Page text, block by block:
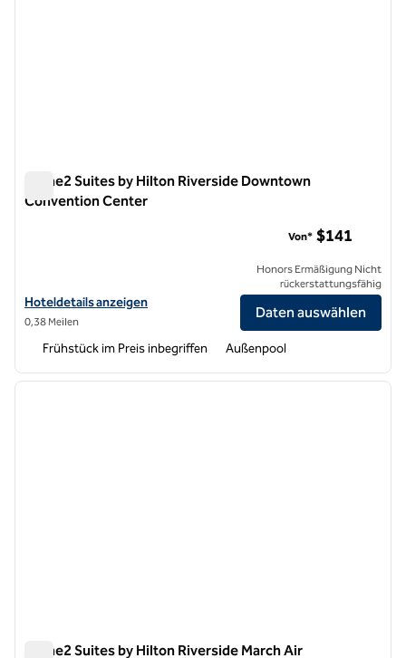
Home2 Suites by Hilton Riverside Downtown
Convention Center
Hoteldetails für Home2 Suites by Hilton Riverside Downtown
Hoteldetails anzeigen
0,38 Meilen
Von* $141
Honors Ermäßigung Nicht
rückerstattungsfähig
Daten auswählen
Frühstück im Preis inbegriffen Außenpool
1 von 12
Home2 Suites by Hilton Riverside March Air